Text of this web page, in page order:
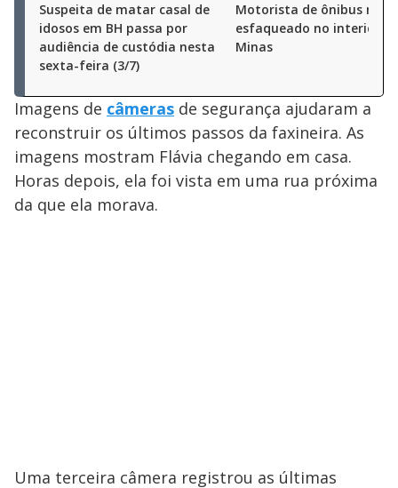
Suspeita de matar casal de
idosos em BH passa por
audiência de custódia nesta
sexta-feira (3/7)
Motorista de ônibus
esfaqueado no interior de
Minas
Imagens de câmeras de segurança ajudaram a
reconstruir os últimos passos da faxineira. As
imagens mostram Flávia chegando em casa.
Horas depois, ela foi vista em uma rua próxima
da que ela morava.
Uma terceira câmera registrou as últimas